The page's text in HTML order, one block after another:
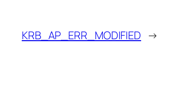
KRB_AP_ERR_MODIFIED →